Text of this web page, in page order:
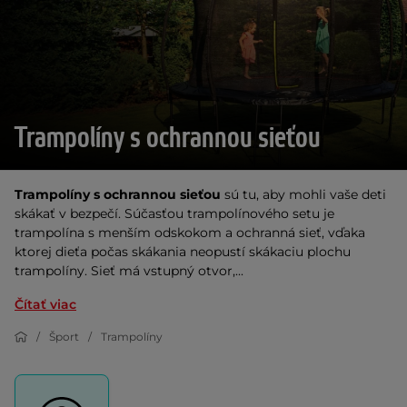
Trampolíny s ochrannou sieťou
Trampolíny s ochrannou sieťou sú tu, aby mohli vaše deti
skákať v bezpečí. Súčasťou trampolínového setu je
trampolína s menším odskokom a ochranná sieť, vďaka
ktorej dieťa počas skákania neopustí skákaciu plochu
trampolíny. Sieť má vstupný otvor,...
Čítať viac
Šport Trampolíny